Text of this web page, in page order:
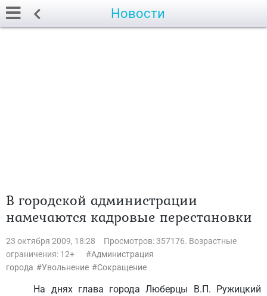
Новости
В городской администрации
намечаются кадровые перестановки
23 октября 2009, 18:28
Просмотров: 357176. Возрастные
ограничения: 12+
Администрация
города
Увольнение Сокращение
На днях глава города Люберцы В.П. Ружицкий